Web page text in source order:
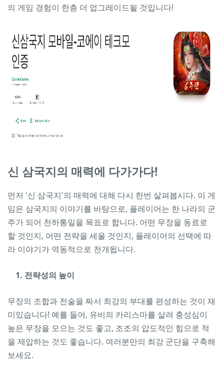
의 게임 경험이 한층 더 업그레이드될 것입니다!
신 삼국지의 매력에 다가가다!
먼저 '신 삼국지'의 매력에 대해 다시 한번 살펴봅시다. 이 게
임은 삼국지의 이야기를 바탕으로, 플레이어는 한 나라의 군
주가 되어 천하통일을 목표로 합니다. 어떤 무장을 동료로
할 것인지, 어떤 전략을 세울 것인지, 플레이어의 선택에 따
라 이야기가 역동적으로 전개됩니다.
1. 전략성의 높이
무장의 조합과 전술을 짜서 최강의 부대를 편성하는 것이 재
미있습니다! 예를 들어, 유비의 카리스마를 살려 충성심이
높은 무장을 모으는 것도 좋고, 조조의 압도적인 힘으로 적
을 제압하는 것도 좋습니다. 여러분만의 최강 군단을 구축해
보세요.